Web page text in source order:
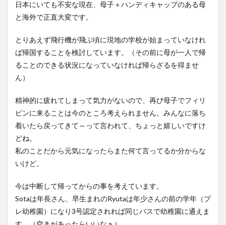
日本にいても不安な現在、母子＋ハンディキャップのある母
と海外で正直大変です。
とりあえず飛行機が飛ぶ頃に現地の学校が始まっていなけれ
ば帰国することを検討しています。（その前に母が一人で帰
ることのできる状況になっていなければ帰らざるを得ませ
ん）
精神的に疲れてしまって気力がないので、再び母子でフィリ
ピンに来ることは今のところ考えられません。みんなに落ち
着いたら戻ってきて～って言われて、ちょっと嬉しいですけ
どね。
私のことだから元気になったらまた何て言ってるか分からな
いけど。
今は中断して帰ってからの事を考えています。
Sotaは年長さん、早生まれのRyutaは年少さんの前の学年（プ
レ幼稚園）になり3号認定されれば同じバスで幼稚園に通えま